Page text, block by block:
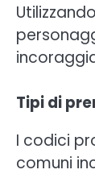
Tipi di
I codici
comuni